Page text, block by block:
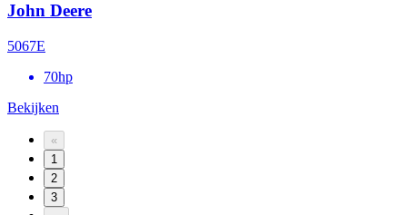
John Deere
5067E
70hp
Bekijken
«
1
2
3